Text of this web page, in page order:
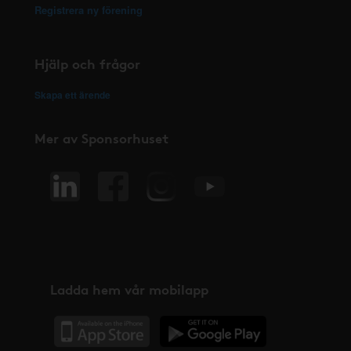
Registrera ny förening
Hjälp och frågor
Skapa ett ärende
Mer av Sponsorhuset
Ladda hem vår mobilapp